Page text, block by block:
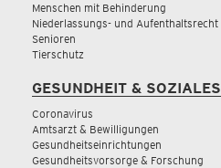
Menschen mit Behinderung
Niederlassungs- und Aufenthaltsrecht
Senioren
Tierschutz
GESUNDHEIT & SOZIALES
Coronavirus
Amtsarzt & Bewilligungen
Gesundheitseinrichtungen
Gesundheitsvorsorge & Forschung